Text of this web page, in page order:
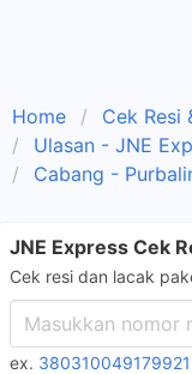
Home
Cek Resi
Ulasan - JNE
Cabang -
JNE Express Cek
Cek resi dan lacak
ex. 380310049179921